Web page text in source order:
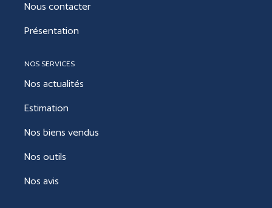
Nous contacter
Présentation
NOS SERVICES
Nos actualités
Estimation
Nos biens vendus
Nos outils
Nos avis